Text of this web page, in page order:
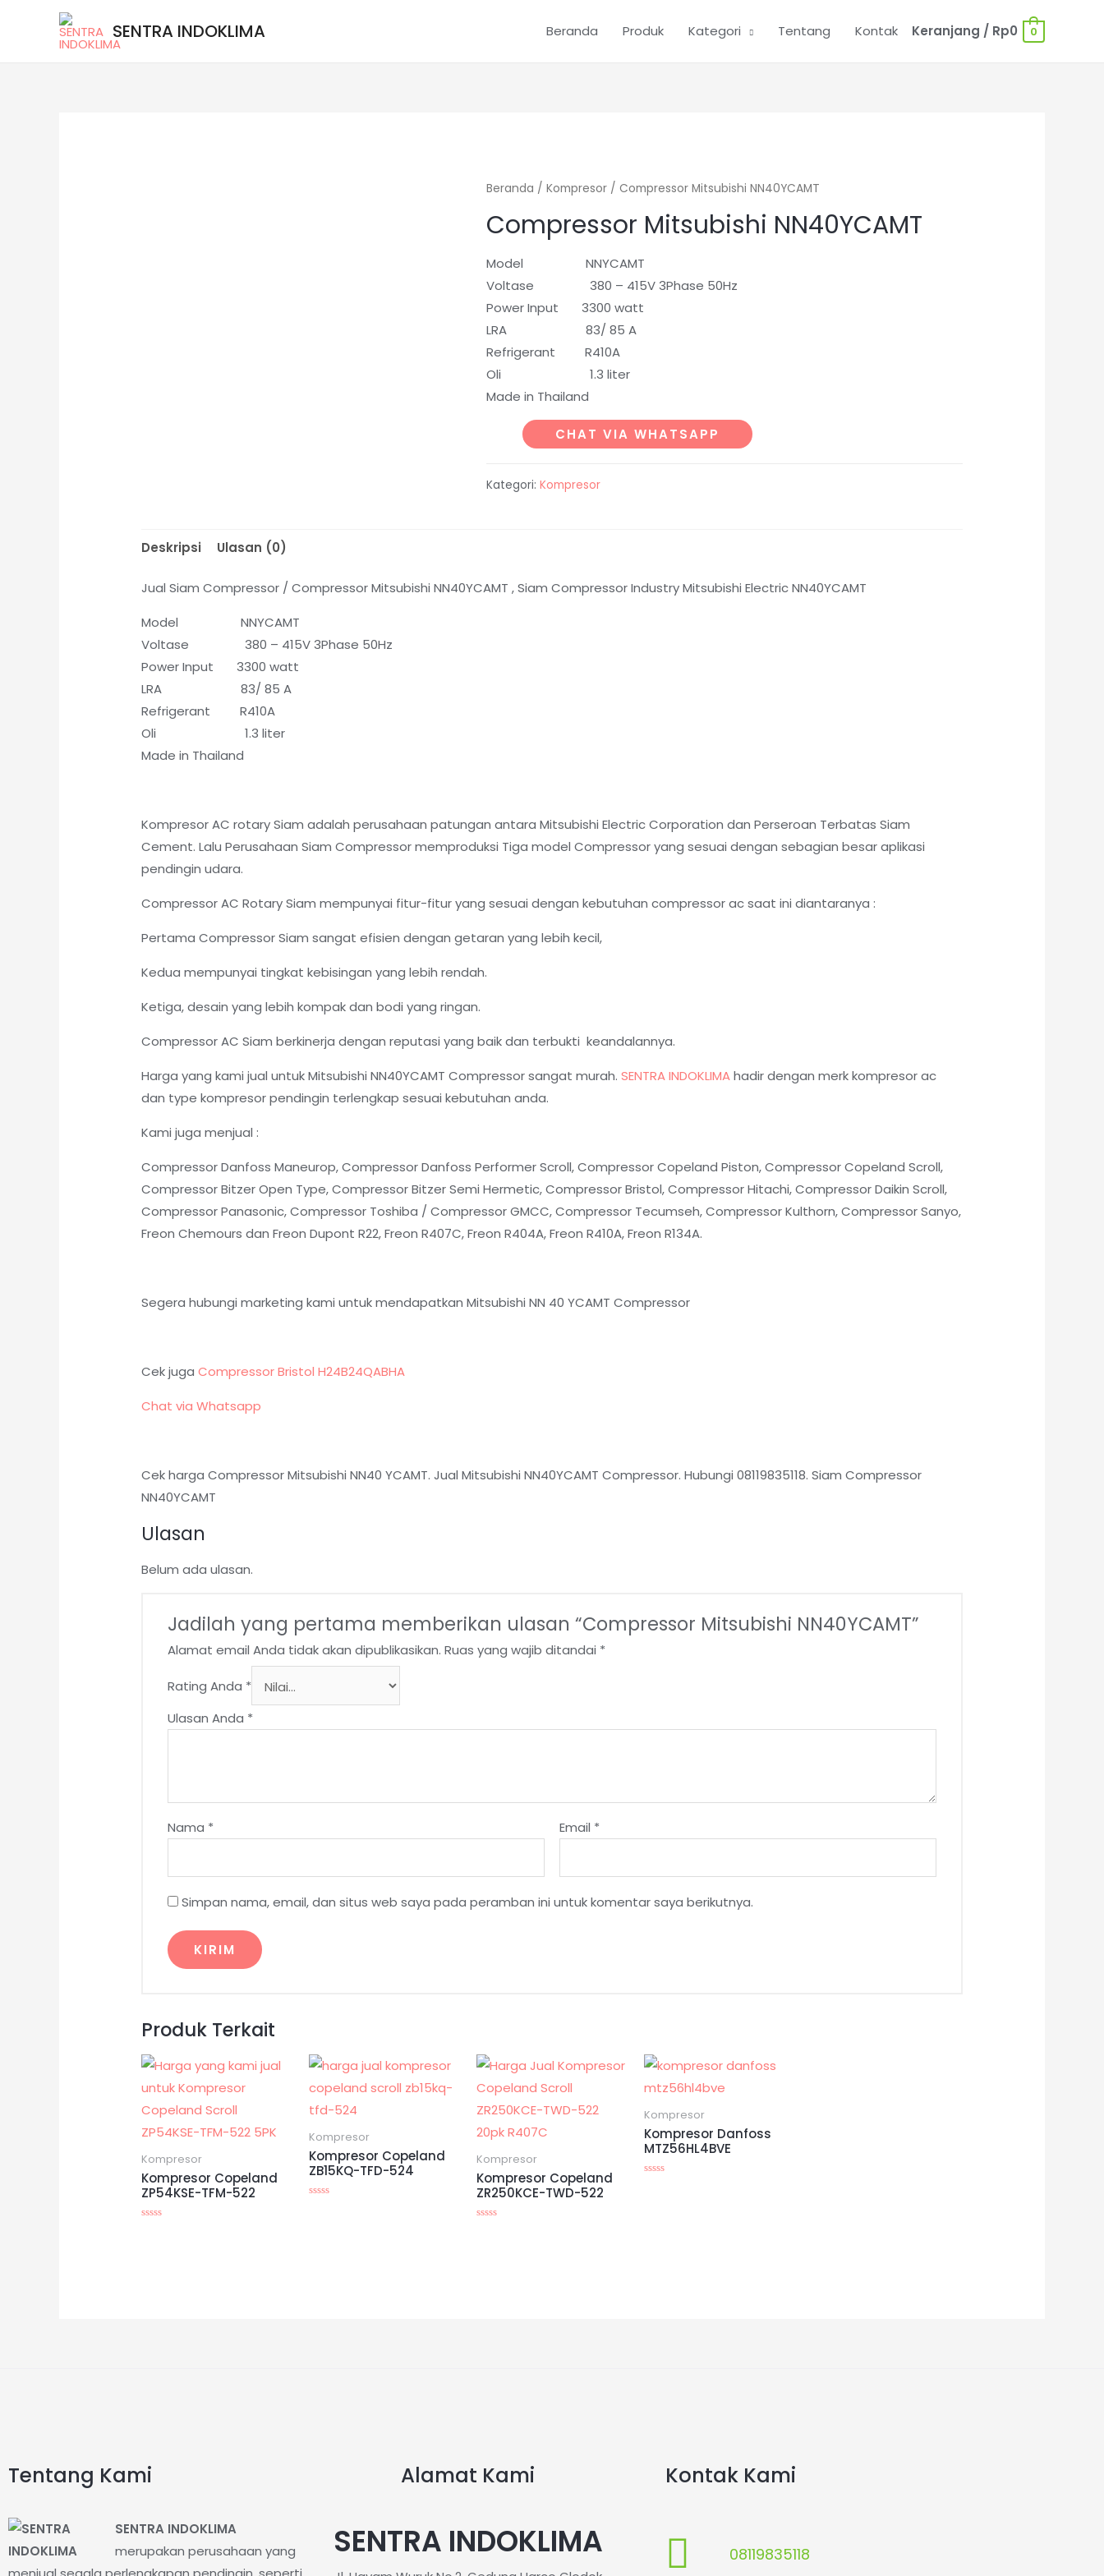
SENTRA INDOKLIMA Beranda Produk Kategori Tentang Kontak Keranjang / Rp0 0
Beranda /Kompresor / Compressor Mitsubishi NN40YCAMT
Compressor Mitsubishi NN40YCAMT
Model NNYCAMT
Voltase 380 – 415V 3Phase 50Hz
Power Input 3300 watt
LRA 83/ 85 A
Refrigerant R410A
Oli 1.3 liter
Made in Thailand
CHAT VIA WHATSAPP
Kategori:Kompresor
Deskripsi Ulasan (0)
Jual Siam Compressor / Compressor Mitsubishi NN40YCAMT , Siam Compressor Industry Mitsubishi Electric NN40YCAMT
Model NNYCAMT
Voltase 380 – 415V 3Phase 50Hz
Power Input 3300 watt
LRA 83/ 85 A
Refrigerant R410A
Oli 1.3 liter
Made in Thailand
Kompresor AC rotary Siam adalah perusahaan patungan antara Mitsubishi Electric Corporation dan Perseroan Terbatas Siam
Cement. Lalu Perusahaan Siam Compressor memproduksi Tiga model Compressor yang sesuai dengan sebagian besar aplikasi
pendingin udara.
Compressor AC Rotary Siam mempunyai fitur-fitur yang sesuai dengan kebutuhan compressor ac saat ini diantaranya :
Pertama Compressor Siam sangat efisien dengan getaran yang lebih kecil,
Kedua mempunyai tingkat kebisingan yang lebih rendah.
Ketiga, desain yang lebih kompak dan bodi yang ringan.
Compressor AC Siam berkinerja dengan reputasi yang baik dan terbukti keandalannya.
Harga yang kami jual untuk Mitsubishi NN40YCAMT Compressor sangat murah.SENTRA INDOKLIMAhadir dengan merk kompresor ac
dan type kompresor pendingin terlengkap sesuai kebutuhan anda.
Kami juga menjual :
Compressor Danfoss Maneurop, Compressor Danfoss Performer Scroll, Compressor Copeland Piston, Compressor Copeland Scroll,
Compressor Bitzer Open Type, Compressor Bitzer Semi Hermetic, Compressor Bristol, Compressor Hitachi, Compressor Daikin Scroll,
Compressor Panasonic, Compressor Toshiba / Compressor GMCC, Compressor Tecumseh, Compressor Kulthorn, Compressor Sanyo,
Freon Chemours dan Freon Dupont R22, Freon R407C, Freon R404A, Freon R410A, Freon R134A.
Segera hubungi marketing kami untuk mendapatkan Mitsubishi NN 40 YCAMT Compressor
Cek jugaCompressor Bristol H24B24QABHA
Chat via Whatsapp
Cek harga Compressor Mitsubishi NN40 YCAMT. Jual Mitsubishi NN40YCAMT Compressor. Hubungi 08119835118. Siam Compressor
NN40YCAMT
Ulasan
Belum ada ulasan.
Jadilah yang pertama memberikan ulasan “Compressor Mitsubishi NN40YCAMT”
Alamat email Anda tidak akan dipublikasikan. Ruas yang wajib ditandai *
Rating Anda *
Ulasan Anda *
Nama * Email *
Simpan nama, email, dan situs web saya pada peramban ini untuk komentar saya berikutnya.
Produk Terkait
Kompresor
Kompresor Copeland
ZP54KSE-TFM-522
Kompresor
Kompresor Copeland
ZB15KQ-TFD-524
Kompresor
Kompresor Copeland
ZR250KCE-TWD-522
Kompresor
Kompresor Danfoss
MTZ56HL4BVE
Tentang Kami
SENTRA INDOKLIMA
merupakan perusahaan yang
Alamat Kami
SENTRA INDOKLIMA
Kontak Kami
08119835118